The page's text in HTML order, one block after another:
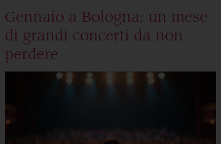
Gennaio a Bologna: un mese
di grandi concerti da non
perdere